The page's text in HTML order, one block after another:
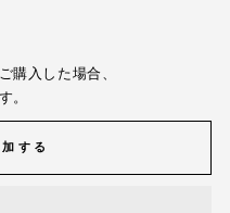
購入した場合、
。
する